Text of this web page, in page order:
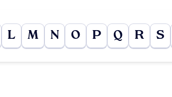
L M N O P Q R S